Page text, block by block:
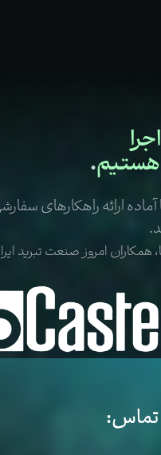
اجرا
هستیم.
ارائه راهکارهای
همکاران امروز صنعت تبرید